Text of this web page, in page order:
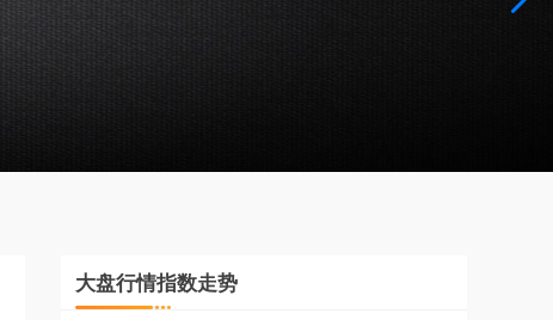
大盘行情指数走势